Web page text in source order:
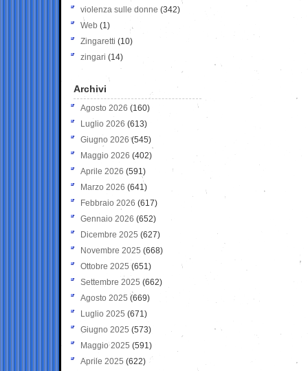
violenza sulle donne (342)
Web (1)
Zingaretti (10)
zingari (14)
Archivi
Agosto 2026 (160)
Luglio 2026 (613)
Giugno 2026 (545)
Maggio 2026 (402)
Aprile 2026 (591)
Marzo 2026 (641)
Febbraio 2026 (617)
Gennaio 2026 (652)
Dicembre 2025 (627)
Novembre 2025 (668)
Ottobre 2025 (651)
Settembre 2025 (662)
Agosto 2025 (669)
Luglio 2025 (671)
Giugno 2025 (573)
Maggio 2025 (591)
Aprile 2025 (622)